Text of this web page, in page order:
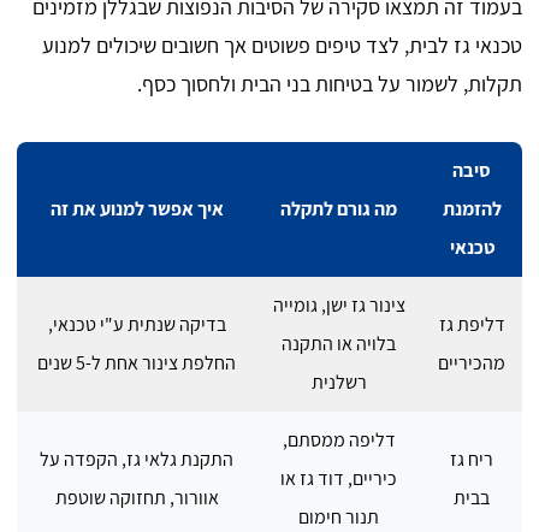
בעמוד זה תמצאו סקירה של הסיבות הנפוצות שבגללן מזמינים
טכנאי גז לבית, לצד טיפים פשוטים אך חשובים שיכולים למנוע
תקלות, לשמור על בטיחות בני הבית ולחסוך כסף.
סיבה
להזמנת
טכנאי
מה גורם לתקלה איך אפשר למנוע את זה
דליפת גז
מהכיריים
צינור גז ישן, גומייה
בלויה או התקנה
רשלנית
בדיקה שנתית ע"י טכנאי,
החלפת צינור אחת ל-5 שנים
ריח גז
בבית
דליפה ממסתם,
כיריים, דוד גז או
תנור חימום
התקנת גלאי גז, הקפדה על
אוורור, תחזוקה שוטפת